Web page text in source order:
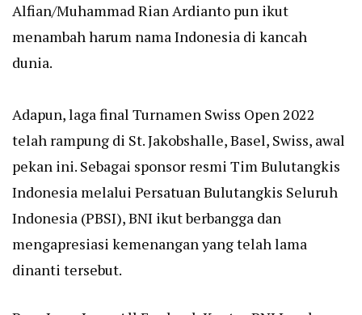
Alfian/Muhammad Rian Ardianto pun ikut
menambah harum nama Indonesia di kancah
dunia.
Adapun, laga final Turnamen Swiss Open 2022
telah rampung di St. Jakobshalle, Basel, Swiss, awal
pekan ini. Sebagai sponsor resmi Tim Bulutangkis
Indonesia melalui Persatuan Bulutangkis Seluruh
Indonesia (PBSI), BNI ikut berbangga dan
mengapresiasi kemenangan yang telah lama
dinanti tersebut.